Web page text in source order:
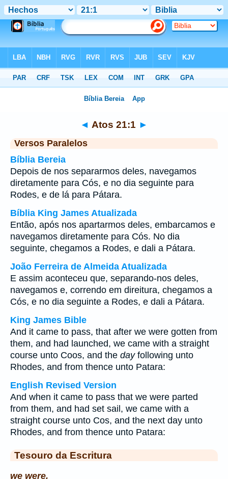
◄ Atos 21:1 ►
Versos Paralelos
Bíblia Bereia
Depois de nos separarmos deles, navegamos
diretamente para Cós, e no dia seguinte para
Rodes, e de lá para Pátara.
Bíblia King James Atualizada
Então, após nos apartarmos deles, embarcamos e
navegamos diretamente para Cós. No dia
seguinte, chegamos a Rodes, e dali a Pátara.
João Ferreira de Almeida Atualizada
E assim aconteceu que, separando-nos deles,
navegamos e, correndo em direitura, chegamos a
Cós, e no dia seguinte a Rodes, e dali a Pátara.
King James Bible
And it came to pass, that after we were gotten from
them, and had launched, we came with a straight
course unto Coos, and the dayfollowing unto
Rhodes, and from thence unto Patara:
English Revised Version
And when it came to pass that we were parted
from them, and had set sail, we came with a
straight course unto Cos, and the next day unto
Rhodes, and from thence unto Patara:
Tesouro da Escritura
we were.